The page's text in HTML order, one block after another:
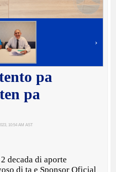
›
pa
pa
10:54 AM AST
decada di aporte
di ta e Sponsor Oficial